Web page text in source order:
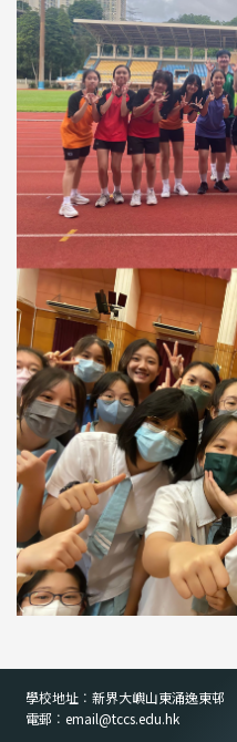
學校地址︰新界大嶼山東涌逸東邨
電郵︰email@tccs.edu.hk